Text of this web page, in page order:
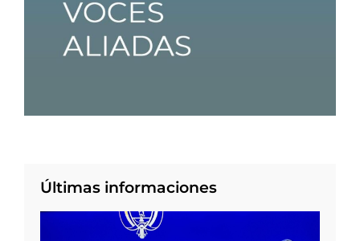
Últimas informaciones